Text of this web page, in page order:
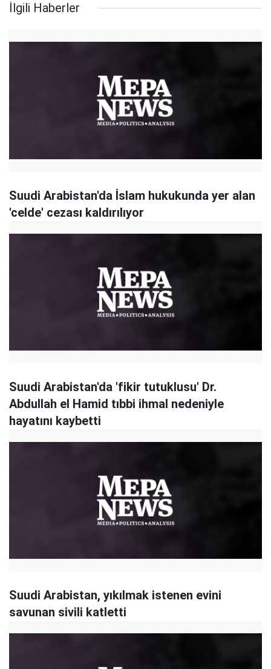
İlgili Haberler
Suudi Arabistan'da İslam hukukunda yer alan
'celde' cezası kaldırılıyor
Suudi Arabistan'da 'fikir tutuklusu' Dr.
Abdullah el Hamid tıbbi ihmal nedeniyle
hayatını kaybetti
Suudi Arabistan, yıkılmak istenen evini
savunan sivili katletti